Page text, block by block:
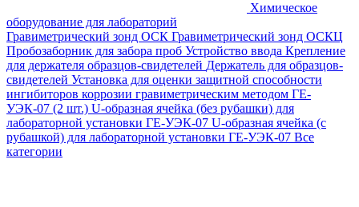
Химическое
оборудование для лабораторий
Гравиметрический зонд ОСК Гравиметрический зонд ОСКЦ
Пробозаборник для забора проб Устройство ввода Крепление
для держателя образцов-свидетелей Держатель для образцов-
свидетелей Установка для оценки защитной способности
ингибиторов коррозии гравиметрическим методом ГЕ-
УЭК-07 (2 шт.) U-образная ячейка (без рубашки) для
лабораторной установки ГЕ-УЭК-07 U-образная ячейка (с
рубашкой) для лабораторной установки ГЕ-УЭК-07 Все
категории